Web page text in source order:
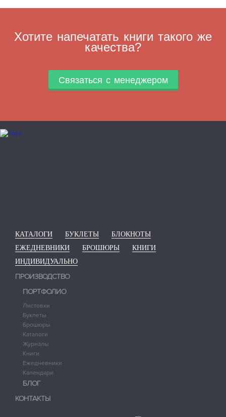
Хотите напечатать книги такого же
качества?
Связаться с менеджером
КАТАЛОГИ БУКЛЕТЫ
БЛОКНОТЫ
ЕЖЕДНЕВНИКИ
БРОШЮРЫ
КНИГИ
ИНДИВИДУАЛЬНО
ПРОИЗВОДСТВО
ПОРТФОЛИО
Листовки
Буклеты
Брошюры
Каталоги
Журналы
Книги
Ежедневники
Календари
БЛОГ
КОНТАКТЫ